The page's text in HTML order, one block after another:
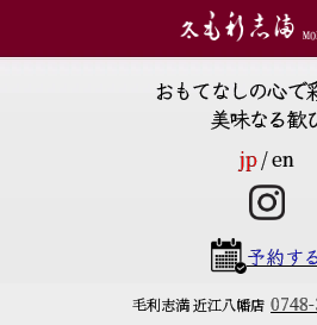
おもてなしの心で
美味なる歓
jp en
予約する
毛利志満 近江八幡店